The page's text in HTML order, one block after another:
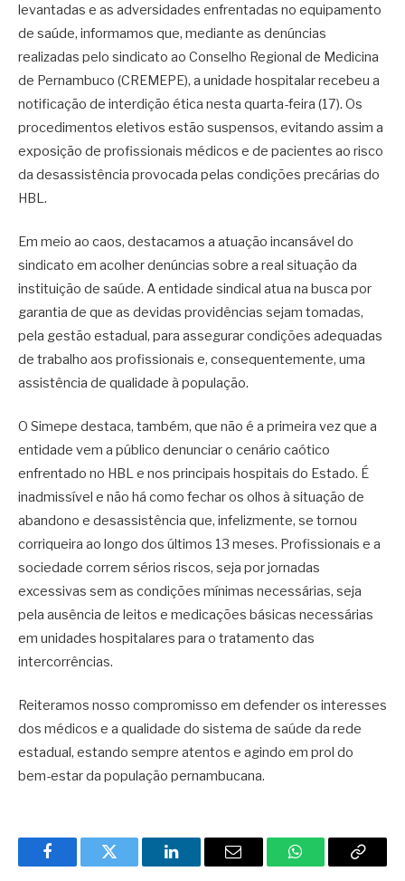
levantadas e as adversidades enfrentadas no equipamento
de saúde, informamos que, mediante as denúncias
realizadas pelo sindicato ao Conselho Regional de Medicina
de Pernambuco (CREMEPE), a unidade hospitalar recebeu a
notificação de interdição ética nesta quarta-feira (17). Os
procedimentos eletivos estão suspensos, evitando assim a
exposição de profissionais médicos e de pacientes ao risco
da desassistência provocada pelas condições precárias do
HBL.
Em meio ao caos, destacamos a atuação incansável do
sindicato em acolher denúncias sobre a real situação da
instituição de saúde. A entidade sindical atua na busca por
garantia de que as devidas providências sejam tomadas,
pela gestão estadual, para assegurar condições adequadas
de trabalho aos profissionais e, consequentemente, uma
assistência de qualidade à população.
O Simepe destaca, também, que não é a primeira vez que a
entidade vem a público denunciar o cenário caótico
enfrentado no HBL e nos principais hospitais do Estado. É
inadmissível e não há como fechar os olhos à situação de
abandono e desassistência que, infelizmente, se tornou
corriqueira ao longo dos últimos 13 meses. Profissionais e a
sociedade correm sérios riscos, seja por jornadas
excessivas sem as condições mínimas necessárias, seja
pela ausência de leitos e medicações básicas necessárias
em unidades hospitalares para o tratamento das
intercorrências.
Reiteramos nosso compromisso em defender os interesses
dos médicos e a qualidade do sistema de saúde da rede
estadual, estando sempre atentos e agindo em prol do
bem-estar da população pernambucana.
FacebookTwitter LinkedInEmail WhatsAppCopy